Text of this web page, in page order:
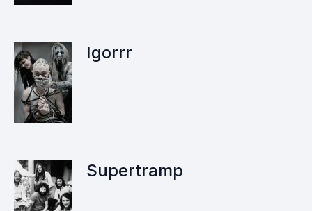
Igorrr
Supertramp